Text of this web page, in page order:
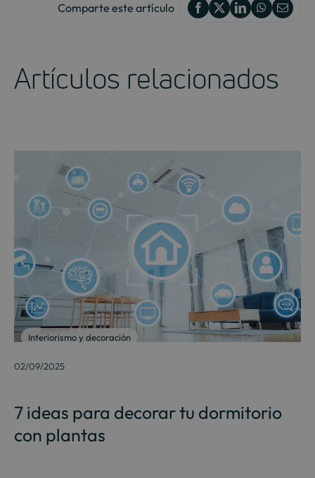
Comparte este artículo
Artículos relacionados
Interiorismo y decoración
02/09/2025
7 ideas para decorar tu dormitorio
con plantas